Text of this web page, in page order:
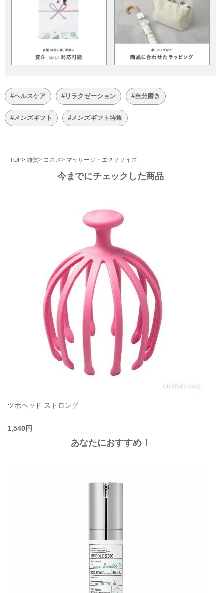
#ヘルスケア #リラクゼーション #自分磨き
#メンズギフト #メンズギフト特集
TOP 雑貨 コスメ マッサージ・エクササイズ
今までにチェックした商品
ツボヘッド ストロング
1,540円
あなたにおすすめ！